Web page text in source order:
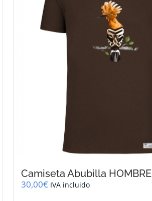
pueden
elegir
la
página
Camiseta Abubilla HOMBRE
30,00€ IVA incluido